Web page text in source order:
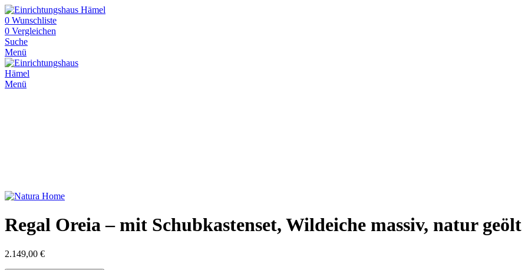
0 Wunschliste
0 Vergleichen
Suche
Menü
Menü
Regal Oreia – mit Schubkastenset, Wildeiche massiv, natur geölt
2.149,00 €